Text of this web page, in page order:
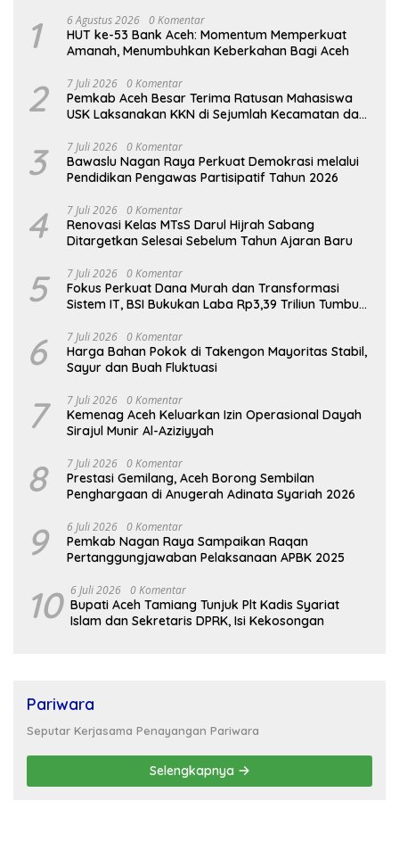
1 6 Agustus 2026 0 Komentar
HUT ke-53 Bank Aceh: Momentum Memperkuat
Amanah, Menumbuhkan Keberkahan Bagi Aceh
2 7 Juli 2026 0 Komentar
Pemkab Aceh Besar Terima Ratusan Mahasiswa
USK Laksanakan KKN di Sejumlah Kecamatan dan
3 7 Juli 2026 0 Komentar
Bawaslu Nagan Raya Perkuat Demokrasi melalui
Pendidikan Pengawas Partisipatif Tahun 2026
4 7 Juli 2026 0 Komentar
Renovasi Kelas MTsS Darul Hijrah Sabang
Ditargetkan Selesai Sebelum Tahun Ajaran Baru
5 7 Juli 2026 0 Komentar
Fokus Perkuat Dana Murah dan Transformasi
Sistem IT, BSI Bukukan Laba Rp3,39 Triliun Tumbuh
6 7 Juli 2026 0 Komentar
Harga Bahan Pokok di Takengon Mayoritas Stabil,
Sayur dan Buah Fluktuasi
7 7 Juli 2026 0 Komentar
Kemenag Aceh Keluarkan Izin Operasional Dayah
Sirajul Munir Al-Aziziyyah
8 7 Juli 2026 0 Komentar
Prestasi Gemilang, Aceh Borong Sembilan
Penghargaan di Anugerah Adinata Syariah 2026
9 6 Juli 2026 0 Komentar
Pemkab Nagan Raya Sampaikan Raqan
Pertanggungjawaban Pelaksanaan APBK 2025
10 6 Juli 2026 0 Komentar
Bupati Aceh Tamiang Tunjuk Plt Kadis Syariat
Islam dan Sekretaris DPRK, Isi Kekosongan
Pariwara
Seputar Kerjasama Penayangan Pariwara
Selengkapnya